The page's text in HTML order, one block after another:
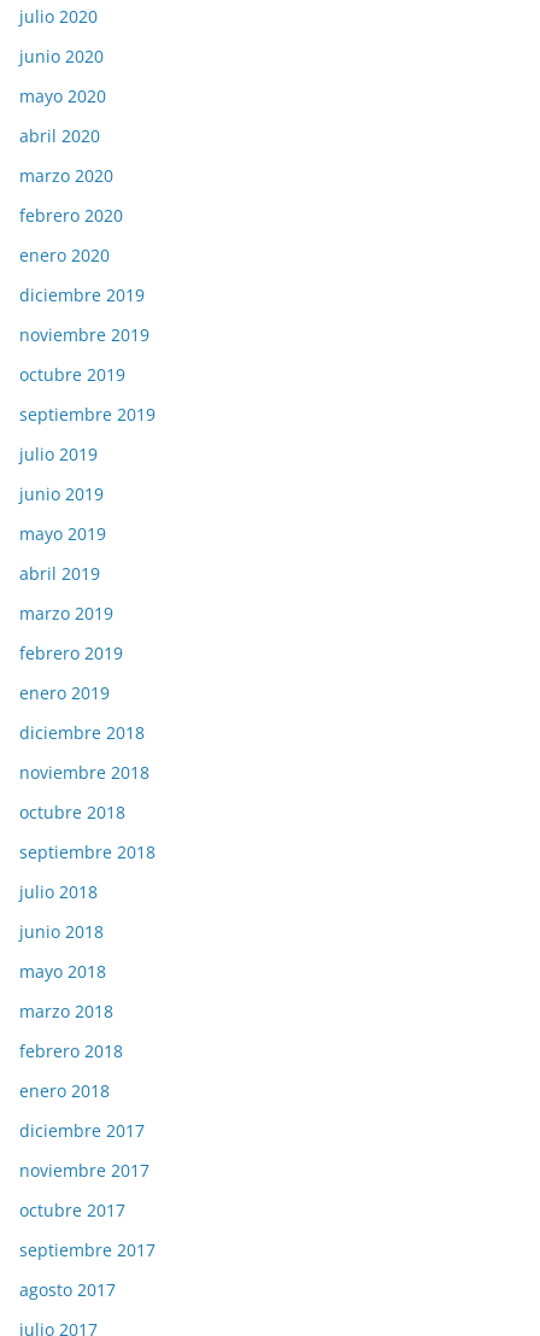
julio 2020
junio 2020
mayo 2020
abril 2020
marzo 2020
febrero 2020
enero 2020
diciembre 2019
noviembre 2019
octubre 2019
septiembre 2019
julio 2019
junio 2019
mayo 2019
abril 2019
marzo 2019
febrero 2019
enero 2019
diciembre 2018
noviembre 2018
octubre 2018
septiembre 2018
julio 2018
junio 2018
mayo 2018
marzo 2018
febrero 2018
enero 2018
diciembre 2017
noviembre 2017
octubre 2017
septiembre 2017
agosto 2017
julio 2017